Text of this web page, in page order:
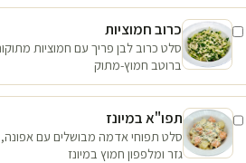
כרוב חמוציות
סלט כרוב לבן פריך עם חמוציות
ברוטב חמוץ-מתוק
תפו"א במיונז
סלט תפוחי אדמה מבושלים עם אפונה,
גזר ומלפפון חמוץ במיונז